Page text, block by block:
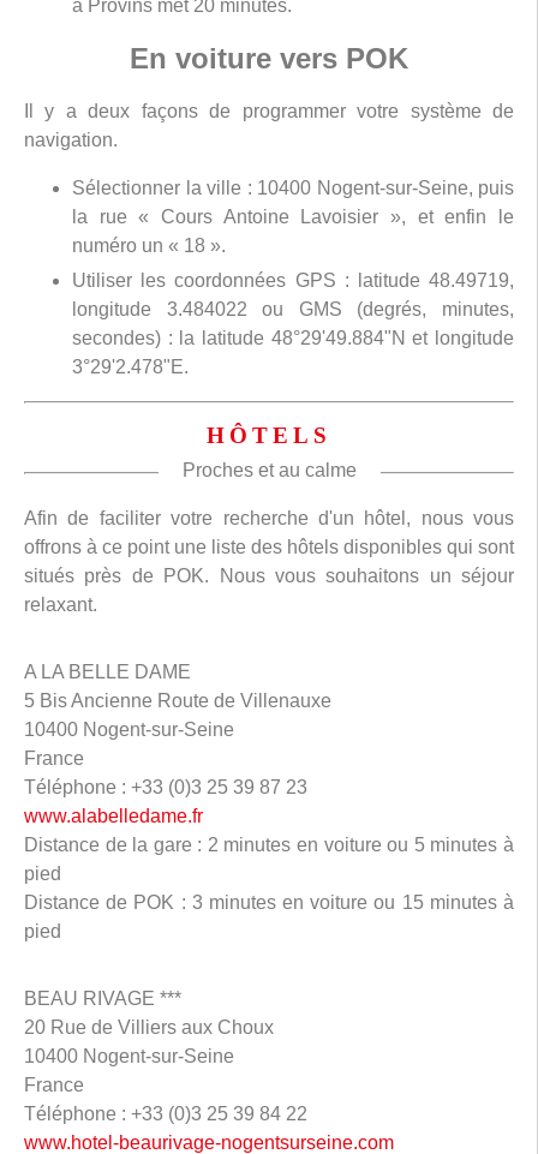
à Provins met 20 minutes.
En voiture vers POK
Il y a deux façons de programmer votre système de
navigation.
Sélectionner la ville : 10400 Nogent-sur-Seine, puis
la rue « Cours Antoine Lavoisier », et enfin le
numéro un « 18 ».
Utiliser les coordonnées GPS : latitude 48.49719,
longitude 3.484022 ou GMS (degrés, minutes,
secondes) : la latitude 48°29'49.884"N et longitude
3°29'2.478"E.
HÔTELS
Proches et au calme
Afin de faciliter votre recherche d'un hôtel, nous vous
offrons à ce point une liste des hôtels disponibles qui sont
situés près de POK. Nous vous souhaitons un séjour
relaxant.
A LA BELLE DAME
5 Bis Ancienne Route de Villenauxe
10400 Nogent-sur-Seine
France
Téléphone : +33 (0)3 25 39 87 23
www.alabelledame.fr
Distance de la gare : 2 minutes en voiture ou 5 minutes à
pied
Distance de POK : 3 minutes en voiture ou 15 minutes à
pied
BEAU RIVAGE ***
20 Rue de Villiers aux Choux
10400 Nogent-sur-Seine
France
Téléphone : +33 (0)3 25 39 84 22
www.hotel-beaurivage-nogentsurseine.com